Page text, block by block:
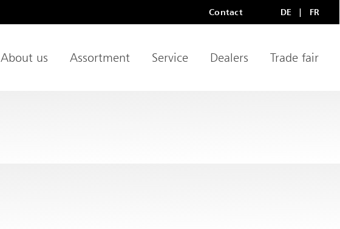
Meta Navigation
Contact DE FR
About us Assortment Service Dealers Trade fair